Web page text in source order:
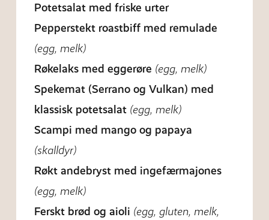
Potetsalat med friske urter
Pepperstekt roastbiff med remulade
(egg, melk)
Røkelaks med eggerøre (egg, melk)
Spekemat (Serrano og Vulkan) med
klassisk potetsalat (egg, melk)
Scampi med mango og papaya
(skalldyr)
Røkt andebryst med ingefærmajones
(egg, melk)
Ferskt brød og aioli (egg, gluten, melk,